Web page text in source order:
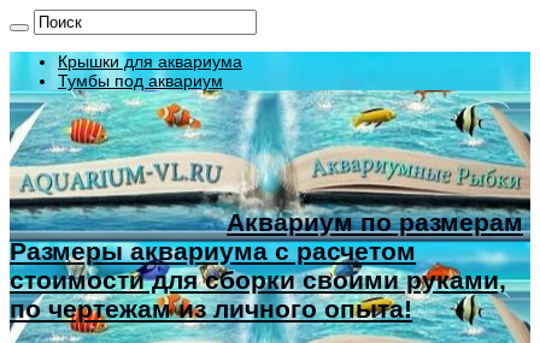
Крышки для аквариума
Тумбы под аквариум
Аквариум по размерам
Размеры аквариума с расчетом
стоимости для сборки своими руками,
по чертежам из личного опыта!